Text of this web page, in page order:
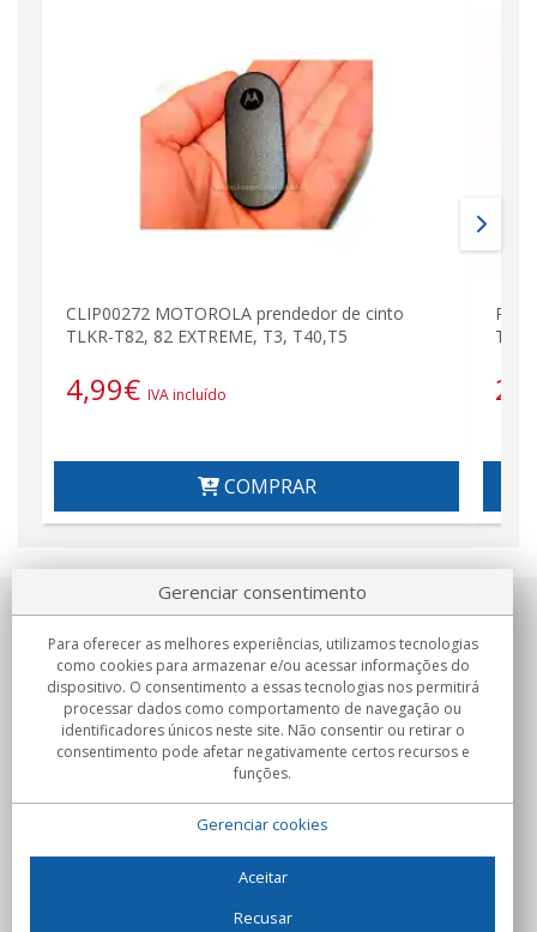
CLIP00272 MOTOROLA prendedor de cinto
TLKR-T82, 82 EXTREME, T3, T40,T5
4,99€ IVA incluído
COMPRAR
Sobre nosotros
Compromissos
Compras
Gerenciar consentimento
Para oferecer as melhores experiências, utilizamos tecnologias
como cookies para armazenar e/ou acessar informações do
dispositivo. O consentimento a essas tecnologias nos permitirá
processar dados como comportamento de navegação ou
identificadores únicos neste site. Não consentir ou retirar o
consentimento pode afetar negativamente certos recursos e
funções.
Gerenciar cookies
Aceitar
Recusar